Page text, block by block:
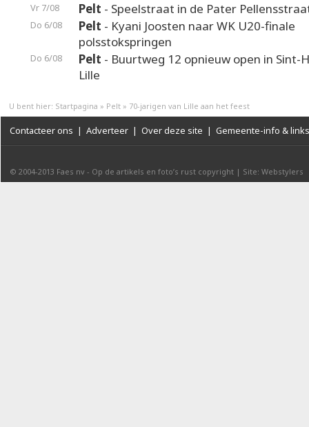
Vr 7/08 Pelt - Speelstraat in de Pater
Do 6/08 Pelt - Kyani Joosten naar WK U20-finale
polsstokspringen
Do 6/08 Pelt - Buurtweg 12 opnieuw open in Sint-
Lille
U bent hier: Startpagina » Pelt » 70-jarigen van Lille aan het feest
Contacteer ons | Adverteer | Over deze site | Gemeente-info & links
© 2004-2013 Faes nv - Op de artikels en foto’s rust copyright | Site: Webstylers